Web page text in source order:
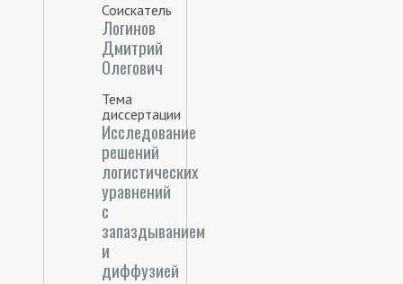
Соискатель
Логинов
Дмитрий
Олегович
Тема
диссертации
Исследование
решений
логистических
уравнений
с
запаздыванием
и
диффузией